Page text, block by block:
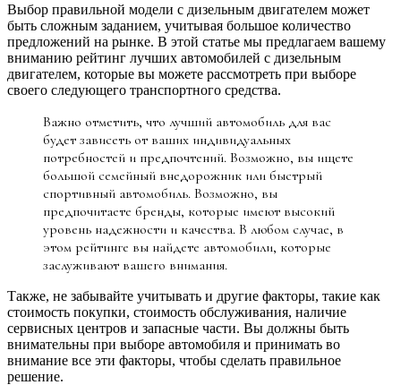
Выбор правильной модели с дизельным двигателем может
быть сложным заданием, учитывая большое количество
предложений на рынке. В этой статье мы предлагаем вашему
вниманию рейтинг лучших автомобилей с дизельным
двигателем, которые вы можете рассмотреть при выборе
своего следующего транспортного средства.
Важно отметить, что лучший автомобиль для вас
будет зависеть от ваших индивидуальных
потребностей и предпочтений. Возможно, вы ищете
большой семейный внедорожник или быстрый
спортивный автомобиль. Возможно, вы
предпочитаете бренды, которые имеют высокий
уровень надежности и качества. В любом случае, в
этом рейтинге вы найдете автомобили, которые
заслуживают вашего внимания.
Также, не забывайте учитывать и другие факторы, такие как
стоимость покупки, стоимость обслуживания, наличие
сервисных центров и запасные части. Вы должны быть
внимательны при выборе автомобиля и принимать во
внимание все эти факторы, чтобы сделать правильное
решение.